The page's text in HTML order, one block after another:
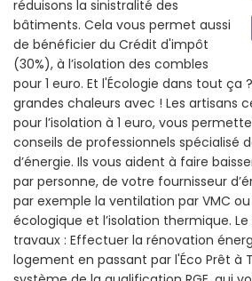
réduisons la sinistralité des
bâtiments. Cela vous permet aussi
de bénéficier du Crédit d'impôt
(30%), à l’isolation des combles
pour 1 euro. Et l'Écologie dans tout ça
grandes chaleurs avec ! Les artisans
pour l’isolation à 1 euro, vous
conseils de professionnels spécialisé
d’énergie. Ils vous aident à faire
par personne, de votre fournisseur
par exemple la ventilation par VMC
écologique et l’isolation thermique.
travaux : Effectuer la rénovation
logement en passant par l'Éco Prêt à